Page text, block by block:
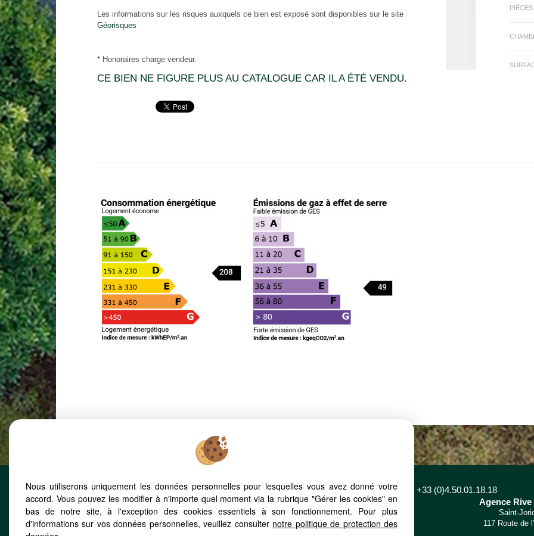
PIÈCES
Les informations sur les risques auxquels ce bien est exposé sont disponibles sur le site
Géorisques
* Honoraires charge vendeur.
CE BIEN NE FIGURE PLUS AU CATALOGUE CAR IL A ÉTÉ VENDU.
Parlons de votre projet - Tél. +33 (0)4.50.01.18.18
Agence Rive Est
Menthon-Saint-Bernard
580 Rue Saint Bernard
Agence Rive
Saint-
117 Route de
Nous utiliserons uniquement les données personnelles pour lesquelles vous avez donné votre
accord. Vous pouvez les modifier à n'importe quel moment via la rubrique "Gérer les cookies" en
bas de notre site, à l'exception des cookies essentiels à son fonctionnement. Pour plus
d'informations sur vos données personnelles, veuillez consulter notre politique de protection des